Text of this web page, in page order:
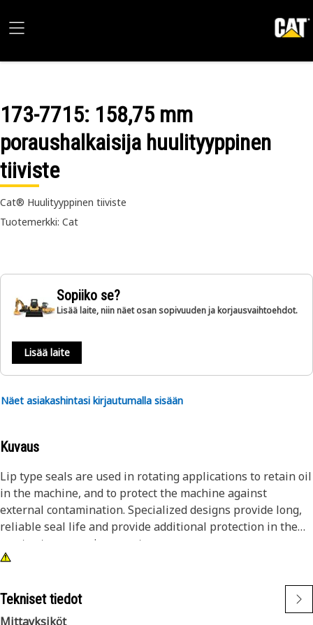
173-7715: 158,75 mm
poraushalkaisija huulityyppinen
tiiviste
Cat® Huulityyppinen tiiviste
Tuotemerkki: Cat
Sopiiko se?
Lisää laite, niin näet osan sopivuuden ja korjausvaihtoehdot.
Lisää laite
Näet asiakashintasi kirjautumalla sisään
Kuvaus
Lip type seals are used in rotating applications to retain oil
in the machine, and to protect the machine against
external contamination. Specialized designs provide long,
reliable seal life and provide additional protection in the
most extreme environments.
Tekniset tiedot
Mittayksiköt